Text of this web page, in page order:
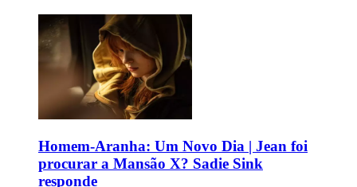
Homem-Aranha: Um Novo Dia | Jean foi
procurar a Mansão X? Sadie Sink
responde